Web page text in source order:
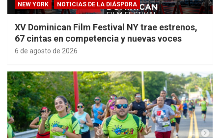
NEW YORK NOTICIAS DE LA DIÁSPORA
XV Dominican Film Festival NY trae estrenos,
67 cintas en competencia y nuevas voces
6 de agosto de 2026